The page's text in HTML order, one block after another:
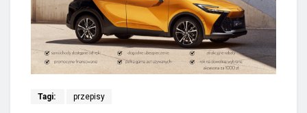
Tagi: przepisy